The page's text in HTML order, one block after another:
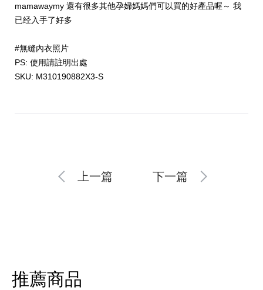
mamawaymy 還有很多其他孕婦媽媽們可以買的好產品喔～ 我
已经入手了好多
#無縫內衣照片
PS: 使用請註明出處
SKU: M310190882X3-S
上一篇 下一篇
推薦商品